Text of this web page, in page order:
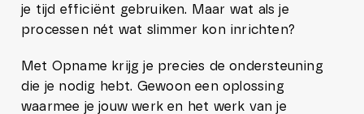
je tijd efficiënt gebruiken. Maar wat als je
processen nét wat slimmer kon inrichten?
Met Opname krijg je precies de ondersteuning
die je nodig hebt. Gewoon een oplossing
waarmee je jouw werk en het werk van je